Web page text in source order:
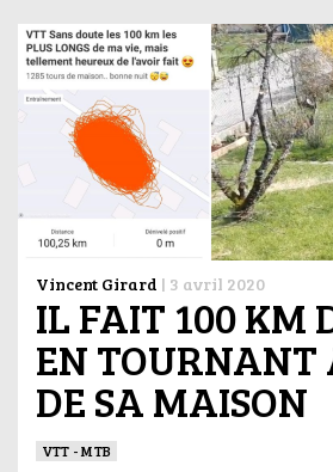
Vincent Girard | 3 avril 2020
IL FAIT 100 KM
EN TOURNANT
DE SA MAISON
VTT - MTB